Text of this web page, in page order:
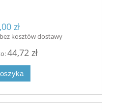
zł
kosztów dostawy
44,72 zł